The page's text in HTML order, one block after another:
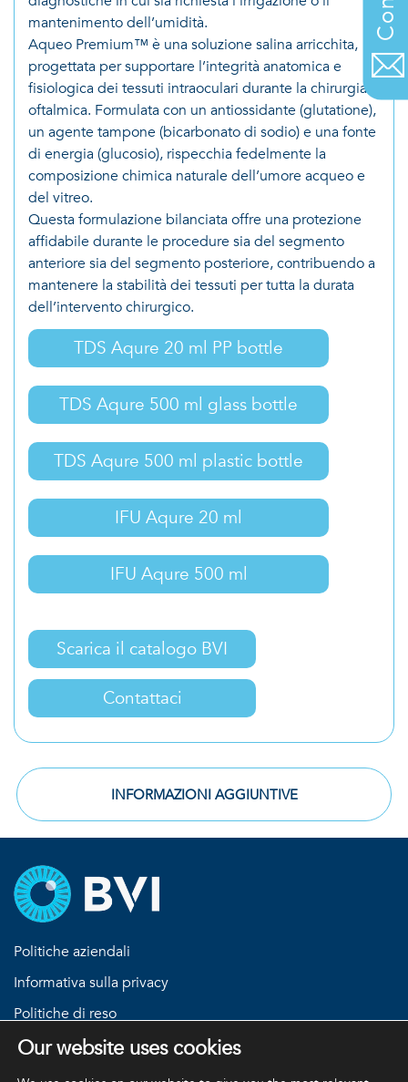
mantenimento dell’umidità.
Aqueo Premium™ è una soluzione salina arricchita,
progettata per supportare l’integrità anatomica e
fisiologica dei tessuti intraoculari durante la chirurgia
oftalmica. Formulata con un antiossidante (glutatione),
un agente tampone (bicarbonato di sodio) e una fonte
di energia (glucosio), rispecchia fedelmente la
composizione chimica naturale dell’umore acqueo e
del vitreo.
Questa formulazione bilanciata offre una protezione
affidabile durante le procedure sia del segmento
anteriore sia del segmento posteriore, contribuendo a
mantenere la stabilità dei tessuti per tutta la durata
dell’intervento chirurgico.
TDS Aqure 20 ml PP bottle
TDS Aqure 500 ml glass bottle
TDS Aqure 500 ml plastic bottle
IFU Aqure 20 ml
IFU Aqure 500 ml
Scarica il catalogo BVI
Contattaci
INFORMAZIONI AGGIUNTIVE
Politiche aziendali
Informativa sulla privacy
Politiche di reso
Termini e condizioni
Our website uses cookies